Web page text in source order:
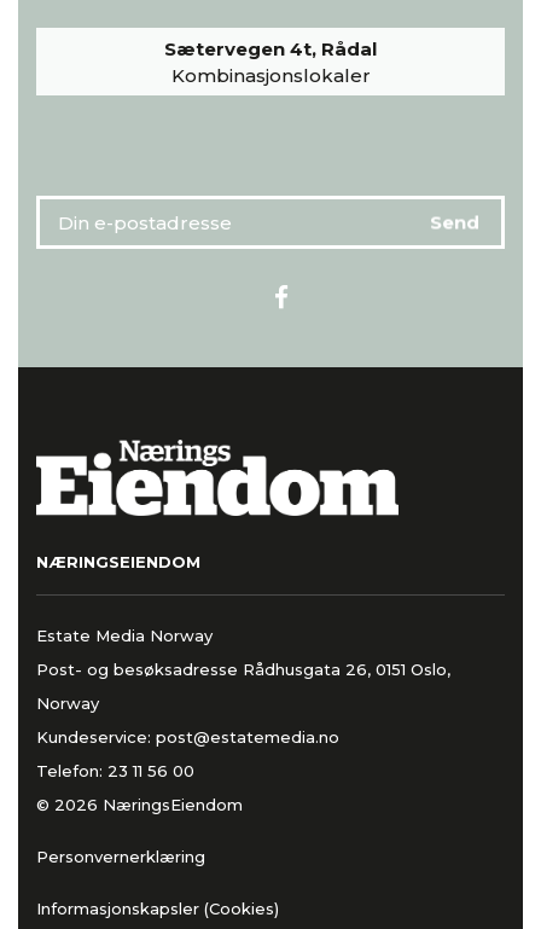
Sætervegen 4t, Rådal
Kombinasjonslokaler
NÆRINGSEIENDOM
Estate Media Norway
Post- og besøksadresse Rådhusgata 26, 0151 Oslo,
Norway
Kundeservice: post@estatemedia.no
Telefon: 23 11 56 00
© 2026 NæringsEiendom
Personvernerklæring
Informasjonskapsler (Cookies)